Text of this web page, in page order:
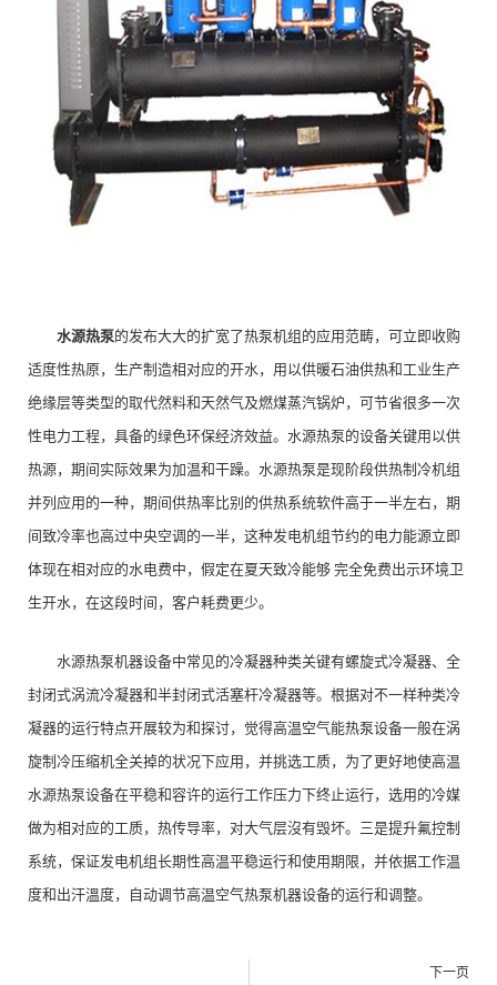
水源热泵的发布大大的扩宽了热泵机组的应用范畴，可立即收购
适度性热原，生产制造相对应的开水，用以供暖石油供热和工业生产
绝缘层等类型的取代然料和天然气及燃煤蒸汽锅炉，可节省很多一次
性电力工程，具备的绿色环保经济效益。水源热泵的设备关键用以供
热源，期间实际效果为加温和干躁。水源热泵是现阶段供热制冷机组
并列应用的一种，期间供热率比别的供热系统软件高于一半左右，期
间致冷率也高过中央空调的一半，这种发电机组节约的电力能源立即
体现在相对应的水电费中，假定在夏天致冷能够 完全免费出示环境卫
生开水，在这段时间，客户耗费更少。
水源热泵机器设备中常见的冷凝器种类关键有螺旋式冷凝器、全
封闭式涡流冷凝器和半封闭式活塞杆冷凝器等。根据对不一样种类冷
凝器的运行特点开展较为和探讨，觉得高温空气能热泵设备一般在涡
旋制冷压缩机全关掉的状况下应用，并挑选工质，为了更好地使高温
水源热泵设备在平稳和容许的运行工作压力下终止运行，选用的冷媒
做为相对应的工质，热传导率，对大气层沒有毁坏。三是提升氟控制
系统，保证发电机组长期性高温平稳运行和使用期限，并依据工作温
度和出汗溫度，自动调节高温空气热泵机器设备的运行和调整。
下一页